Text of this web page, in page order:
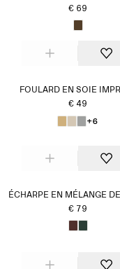
€ 69
FOULARD EN SOIE
€ 49
+6
ÉCHARPE EN MÉLANGE
€ 79